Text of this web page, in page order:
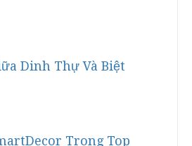
Dinh Thự Và Biệt
Trong Top